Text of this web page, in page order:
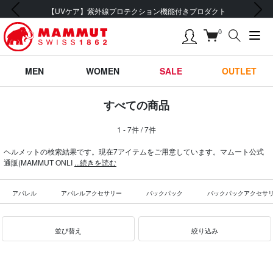
【UVケア】紫外線プロテクション機能付きプロダクト
前の画像 次の画像
0
MEN WOMEN SALE OUTLET
すべての商品
1 - 7件 / 7件
ヘルメットの検索結果です。現在7アイテムをご用意しています。マムート公式
通販(MAMMUT ONLI ...続きを読む
アパレル アパレルアクセサリー バックパック バックパックアクセサ
並び替え 絞り込み